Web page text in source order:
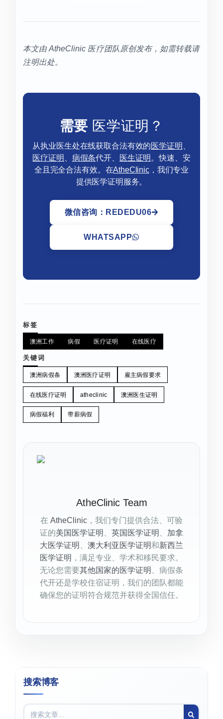
本文由 AtheClinic 医疗团队原创发布，如需转载请
注明出处。
需要 医学证明？
从执业医生处在线获取合法有效的医学证明
医疗证明
病假条代开、 医生证明 。快速、安
全且完全合法有效。在AtheClinic，我们专业
提供医学证明服务。
微信咨询：REDEDU06
WHATSAPP
标签
澳洲工作 病假 医疗证明 在线医疗
关键词
澳洲病假条 澳洲医疗证明 雇主病假要求
在线医疗证明 atheclinic 澳洲医生证明
病假福利 带薪病假
AtheClinic Team
在 AtheClinic ，我们专门提供合法、可验
证的美国医学证明 英国医学证明
加拿
大医学证明
澳大利亚医学证明和新西兰
医学证明 ，满足专业、学术和移民要求。
无论您需要其他国家的医学证明
、病假条
代开还是学校住宿证明，我们的团队都能
确保您的证明符合规范并获得全国信任。
搜索博客